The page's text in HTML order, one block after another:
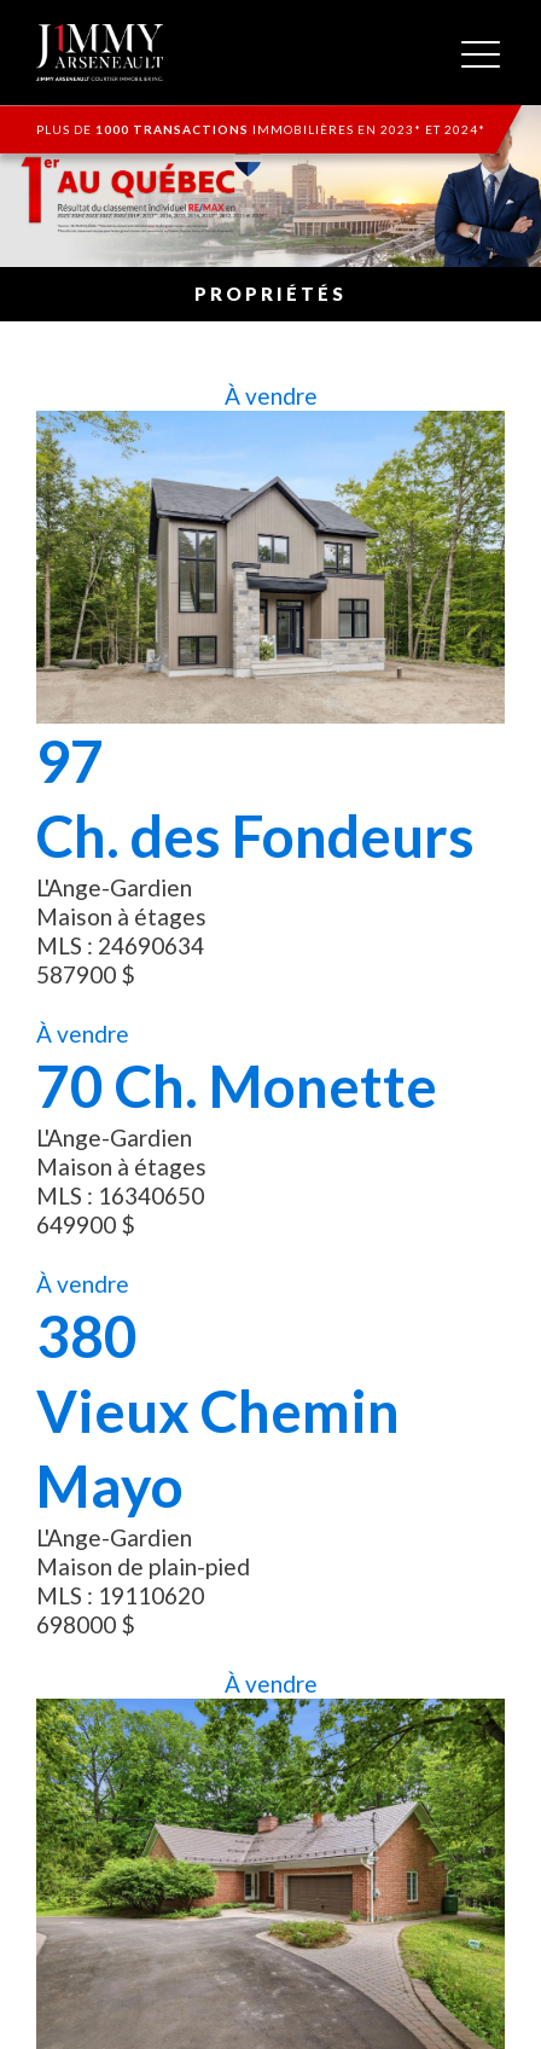
PLUS DE 1000 TRANSACTIONS IMMOBILIÈRES EN 2023* ET 2024*
PROPRIÉTÉS
À vendre
97
Ch. des Fondeurs
L'Ange-Gardien
Maison à étages
MLS : 24690634
587900 $
À vendre
70Ch. Monette
L'Ange-Gardien
Maison à étages
MLS : 16340650
649900 $
À vendre
380
Vieux Chemin
Mayo
L'Ange-Gardien
Maison de plain-pied
MLS : 19110620
698000 $
À vendre